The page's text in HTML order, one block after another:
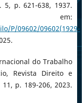
p. 621-638, 1937.
em:
P/09602/09602(1929-
do Trabalho
Revista Direito e
p. 189-206, 2023.